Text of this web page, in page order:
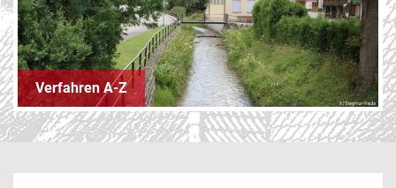
Verfahren A-Z